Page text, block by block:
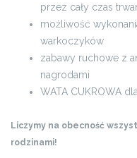
przez cały czas
możliwość
warkoczyków
zabawy ruchowe z
nagrodami
WATA CUKROWA
Liczymy na obecność
rodzinami!